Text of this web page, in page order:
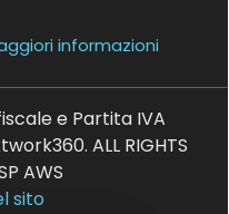
informazioni
e Partita IVA
ALL RIGHTS
AWS
sito